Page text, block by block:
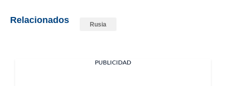
Relacionados Rusia
PUBLICIDAD